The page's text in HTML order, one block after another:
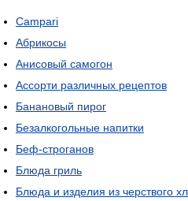
Campari
Абрикосы
Анисовый самогон
Ассорти различных рецептов
Банановый пирог
Безалкогольные напитки
Беф-строганов
Блюда гриль
Блюда и изделия из черствого